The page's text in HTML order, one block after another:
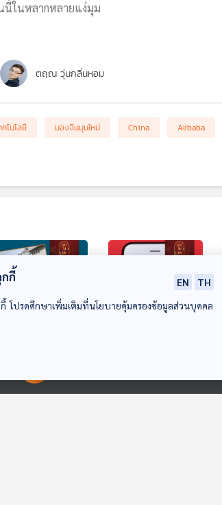
นี้ในหลากหลายแง่มุม
ตฤณ วุ่นกลิ่นหอม
คโนโลยี มองจีนมุมใหม่ China Alibaba
ฉริยะ เพื่อสร้าง
Cities
งจีนมุมใหม่
สะเทือนตลาดค้าปลีก
ออนไลน์
มองจีนมุมใหม่
กี้ EN
TH
กี้ โปรดศึกษาเพิ่มเติมที่นโยบายคุ้มครองข้อมูลส่วนบุคคล